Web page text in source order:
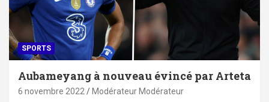
SPORTS
Aubameyang à nouveau évincé par Arteta
6 novembre 2022 Modérateur Modérateur